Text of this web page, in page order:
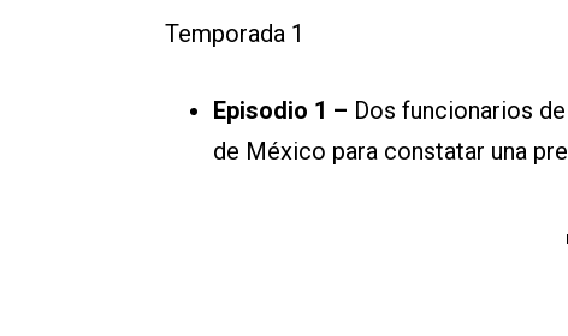
Temporada 1
Episodio 1 – Dos funcionarios
de México para constatar una